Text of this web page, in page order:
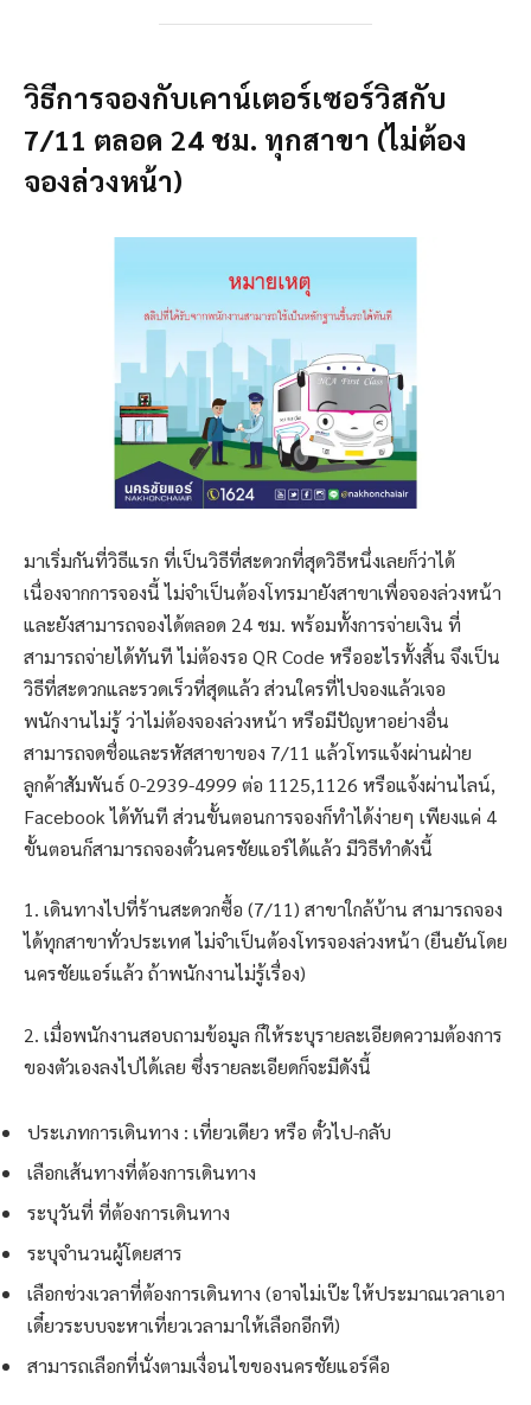
วิธีการจองกับเคาน์เตอร์เซอร์วิสกับ
7/11 ตลอด 24 ชม. ทุกสาขา (ไม่ต้อง
จองล่วงหน้า)
มาเริ่มกันที่วิธีแรก ที่เป็นวิธีที่สะดวกที่สุดวิธีหนึ่งเลยก็ว่าได้
เนื่องจากการจองนี้ ไม่จำเป็นต้องโทรมายังสาขาเพื่อจองล่วงหน้า
และยังสามารถจองได้ตลอด 24 ชม. พร้อมทั้งการจ่ายเงิน ที่
สามารถจ่ายได้ทันที ไม่ต้องรอ QR Code หรืออะไรทั้งสิ้น จึงเป็น
วิธีที่สะดวกและรวดเร็วที่สุดแล้ว ส่วนใครที่ไปจองแล้วเจอ
พนักงานไม่รู้ ว่าไม่ต้องจองล่วงหน้า หรือมีปัญหาอย่างอื่น
สามารถจดชื่อและรหัสสาขาของ 7/11 แล้วโทรแจ้งผ่านฝ่าย
ลูกค้าสัมพันธ์ 0-2939-4999 ต่อ 1125,1126 หรือแจ้งผ่านไลน์,
Facebook ได้ทันที ส่วนขั้นตอนการจองก็ทำได้ง่ายๆ เพียงแค่ 4
ขั้นตอนก็สามารถจองตั๋วนครชัยแอร์ได้แล้ว มีวิธีทำดังนี้
1. เดินทางไปที่ร้านสะดวกซื้อ (7/11) สาขาใกล้บ้าน สามารถจอง
ได้ทุกสาขาทั่วประเทศ ไม่จำเป็นต้องโทรจองล่วงหน้า (ยืนยันโดย
นครชัยแอร์แล้ว ถ้าพนักงานไม่รู้เรื่อง)
2. เมื่อพนักงานสอบถามข้อมูล ก็ให้ระบุรายละเอียดความต้องการ
ของตัวเองลงไปได้เลย ซึ่งรายละเอียดก็จะมีดังนี้
ประเภทการเดินทาง : เที่ยวเดียว หรือ ตั๋วไป-กลับ
เลือกเส้นทางที่ต้องการเดินทาง
ระบุวันที่ ที่ต้องการเดินทาง
ระบุจำนวนผู้โดยสาร
เลือกช่วงเวลาที่ต้องการเดินทาง (อาจไม่เป๊ะ ให้ประมาณเวลาเอา
เดี๋ยวระบบจะหาเที่ยวเวลามาให้เลือกอีกที)
สามารถเลือกที่นั่งตามเงื่อนไขของนครชัยแอร์คือ